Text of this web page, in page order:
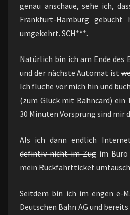
genau anschaue, sehe ich,
Frankfurt-Hamburg gebucht
umgekehrt. SCH***.
Natürlich bin ich am Ende des
und der nächste Automat ist
Ich fluche vor mich hin und
(zum Glück mit Bahncard) ein
30 Minuten Vorsprung sind mir
Als ich dann endlich
defintiv nicht im Zug im
mein Rückfahrtticket
Seitdem bin ich im engen e-
Deutschen Bahn AG und